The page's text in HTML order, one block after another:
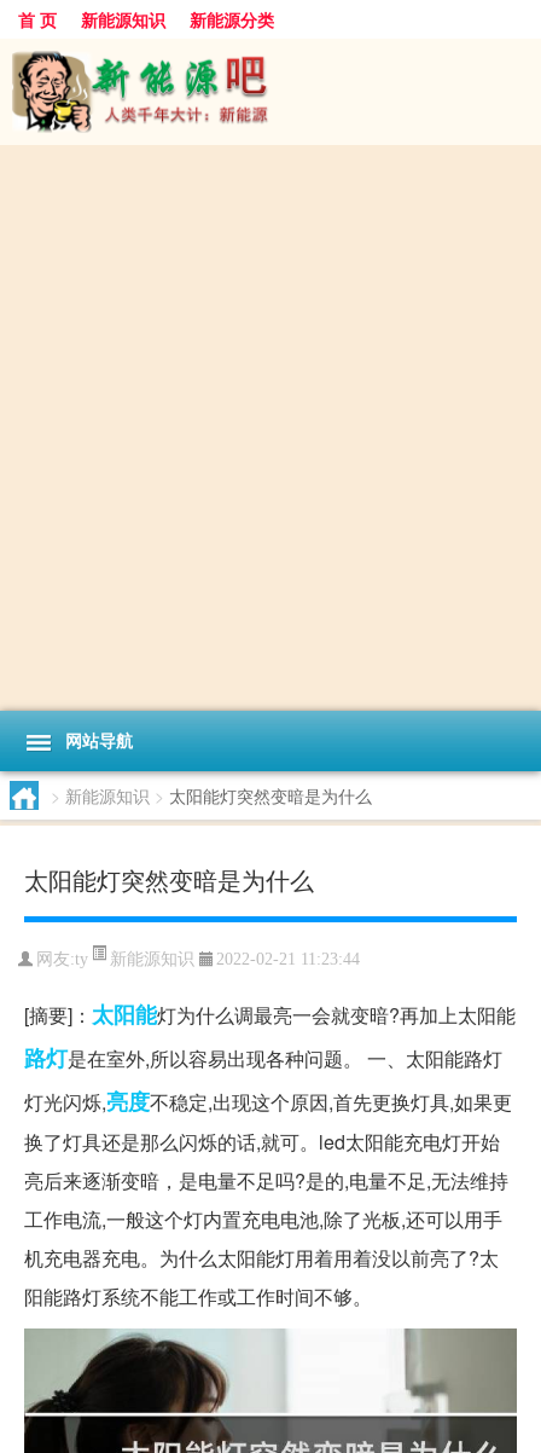
首 页 新能源知识 新能源分类
网站导航
> 新能源知识 > 太阳能灯突然变暗是为什么
太阳能灯突然变暗是为什么
网友:ty 新能源知识 2022-02-21 11:23:44
[摘要]： 太阳能灯为什么调最亮一会就变暗?再加上太阳能
路灯是在室外,所以容易出现各种问题。 一、太阳能路灯
灯光闪烁,亮度不稳定,出现这个原因,首先更换灯具,如果更
换了灯具还是那么闪烁的话,就可。led太阳能充电灯开始
亮后来逐渐变暗，是电量不足吗?是的,电量不足,无法维持
工作电流,一般这个灯内置充电电池,除了光板,还可以用手
机充电器充电。为什么太阳能灯用着用着没以前亮了?太
阳能路灯系统不能工作或工作时间不够。